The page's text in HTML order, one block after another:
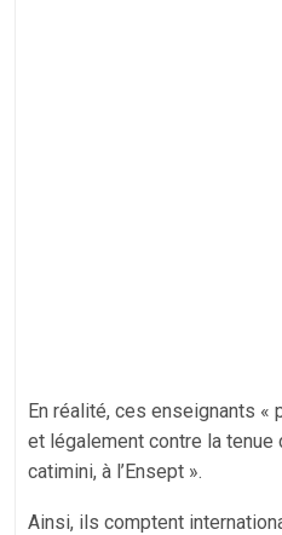
En réalité, ces enseignants
et légalement contre la tenue
catimini, à l’Ensept ».
Ainsi, ils comptent